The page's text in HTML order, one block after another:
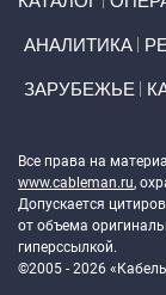
АНАЛИТИКА
ЗАРУБЕЖЬЕ
Все права на
www.cableman.ru,
Допускается
от объема
гиперссылкой.
©2005 - 2026